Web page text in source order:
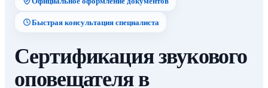
Быстрая консультация специалиста
Сертификация звукового
оповещателя в